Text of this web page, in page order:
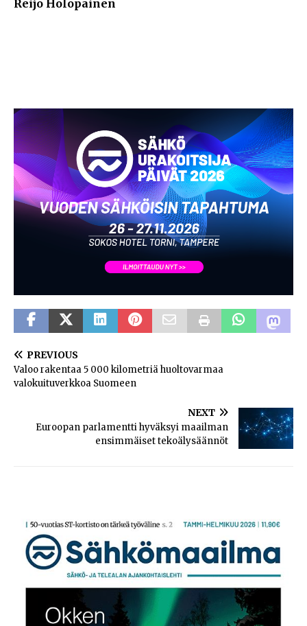
Reijo Holopainen
PREVIOUS
Valoo rakentaa 5 000 kilometriä huoltovarmaa
valokuituverkkoa Suomeen
NEXT
Euroopan parlamentti hyväksyi maailman
ensimmäiset tekoälysäännöt